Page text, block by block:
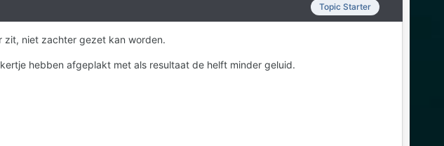
Topic Starter
niet zachter gezet kan worden.
hebben afgeplakt met als resultaat de helft minder geluid.